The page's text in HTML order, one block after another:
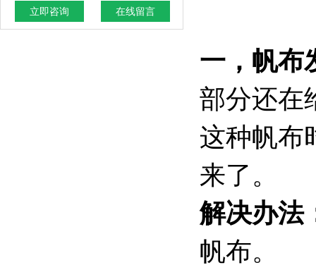
立即咨询 在线留言
一，帆布
部分还在
这种帆布
来了。
解决办法
帆布。